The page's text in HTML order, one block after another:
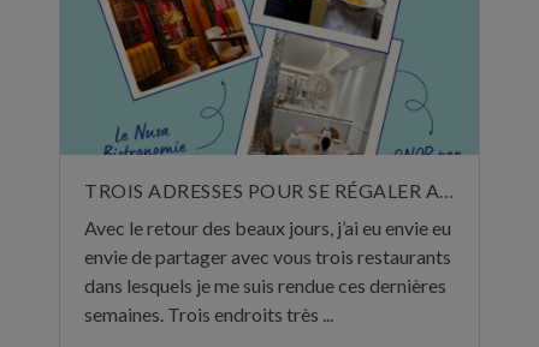
TROIS ADRESSES POUR SE RÉGALER AU MOIS DE MAI
Avec le retour des beaux jours, j’ai eu envie eu
envie de partager avec vous trois restaurants
dans lesquels je me suis rendue ces dernières
semaines. Trois endroits très ...